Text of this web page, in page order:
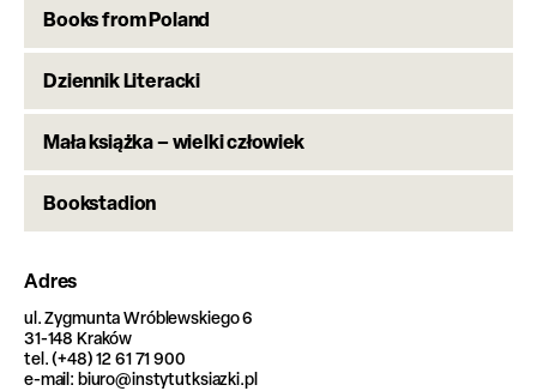
Books from Poland
Dziennik Literacki
Mała książka – wielki człowiek
Bookstadion
Adres
ul. Zygmunta Wróblewskiego 6
31-148 Kraków
tel. (+48) 12 61 71 900
e-mail: biuro@instytutksiazki.pl